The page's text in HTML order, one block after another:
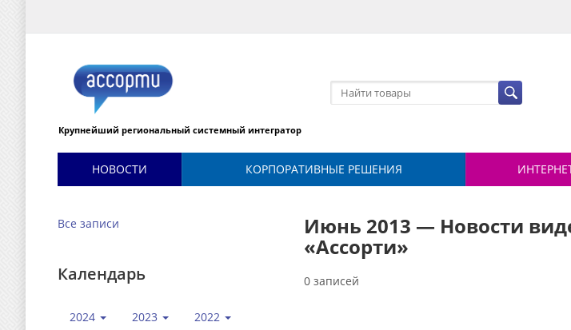
Крупнейший региональный системный интегратор
НОВОСТИ КОРПОРАТИВНЫЕ РЕШЕНИЯ
Все записи
Календарь
2024 2023 2022
Июнь 2013 — Новости
«Ассорти»
0 записей